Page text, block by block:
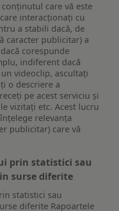
care vă este
interacționați cu
a stabili dacă, de
caracter publicitar) a
corespunde
indiferent dacă
videoclip, ascultați
o descriere a
pe acest serviciu și
vizitați etc. Acest lucru
relevanța
publicitar) care vă
prin statistici sau
surse diferite
statistici sau
diferite Rapoartele